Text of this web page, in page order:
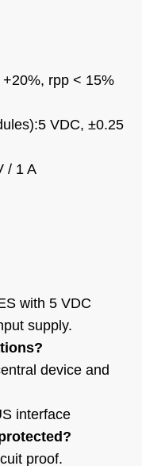
+20%, rpp < 15%
VDC, ±0.25
/ 1 A
with 5 VDC
supply.
device and
interface
proof.